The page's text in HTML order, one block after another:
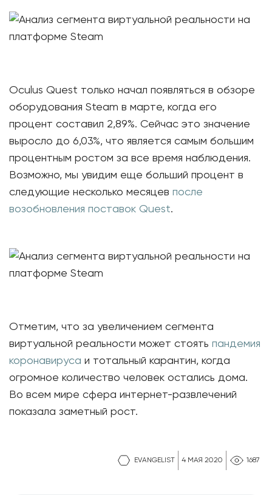
EVANGELIST 4 МАЯ 2020 1687
Oculus Quest только начал появляться в обзоре
оборудования Steam в марте, когда его
процент составил 2,89%. Сейчас это значение
выросло до 6,03%, что является самым большим
процентным ростом за все время наблюдения.
Возможно, мы увидим еще больший процент в
следующие несколько месяцев после
возобновления поставок Quest.
Отметим, что за увеличением сегмента
виртуальной реальности может стоять пандемия
коронавируса и тотальный карантин, когда
огромное количество человек остались дома.
Во всем мире сфера интернет-развлечений
показала заметный рост.